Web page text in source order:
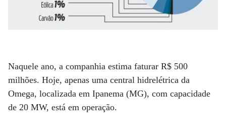
Naquele ano, a companhia estima faturar R$ 500
milhões. Hoje, apenas uma central hidrelétrica da
Omega, localizada em Ipanema (MG), com capacidade
de 20 MW, está em operação.